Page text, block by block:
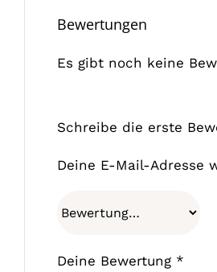
Bewertungen
Es gibt noch keine
Schreibe die erste
Deine E-Mail-Adresse
Deine Bewertung *